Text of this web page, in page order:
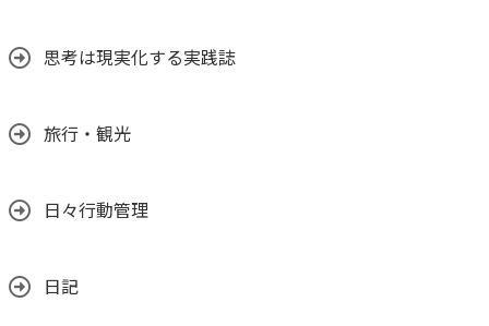
思考は現実化する実践誌
旅行・観光
日々行動管理
日記